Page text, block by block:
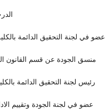
عضو في لجنة التحقيق الدائمة بالكلية سنة
منسق الجودة عن قسم القانون العام
عضو في لجنة الجودة وتقييم الاداء